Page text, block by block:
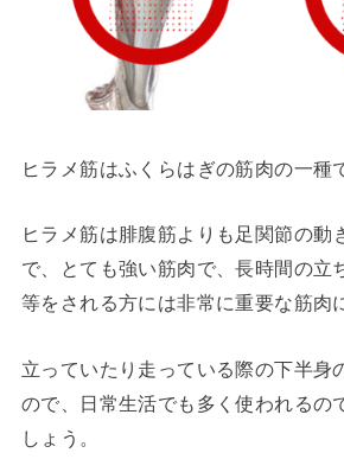
ヒラメ筋はふくらはぎの筋肉の一種
ヒ ラメ筋は腓腹筋よりも足関節の動
で、とても強い筋肉で、長時間の立
等をされる方には非常に重要な筋肉
立っていたり走っている際の下半身
ので、日常生活でも多く使われるの
しょう。